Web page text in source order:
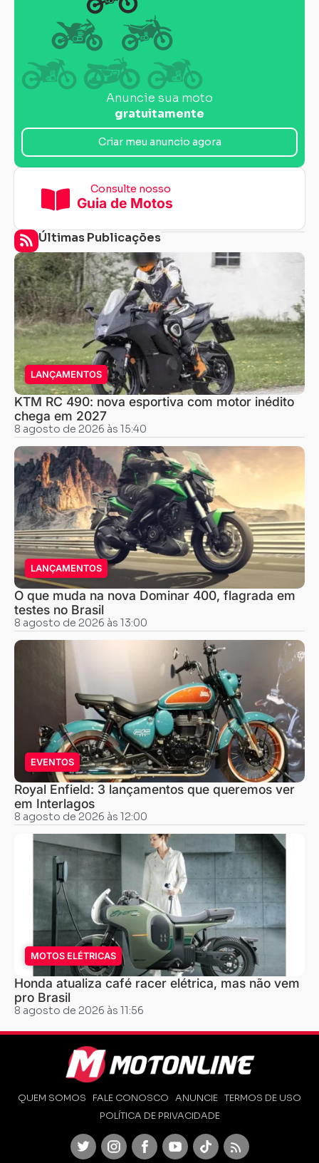
Anuncie sua moto
gratuitamente
Criar meu anuncio agora
Consulte nosso
Guia de Motos
Últimas Publicações
LANÇAMENTOS
KTM RC 490: nova esportiva com motor inédito
chega em 2027
8 agosto de 2026 às 15:40
LANÇAMENTOS
O que muda na nova Dominar 400, flagrada em
testes no Brasil
8 agosto de 2026 às 13:00
EVENTOS
Royal Enfield: 3 lançamentos que queremos ver
em Interlagos
8 agosto de 2026 às 12:00
MOTOS ELÉTRICAS
Honda atualiza café racer elétrica, mas não vem
pro Brasil
8 agosto de 2026 às 11:56
QUEM SOMOS FALE CONOSCO ANUNCIE TERMOS DE USO
POLÍTICA DE PRIVACIDADE
TwitterInstagramFacebookYoutubeTikTok Feed